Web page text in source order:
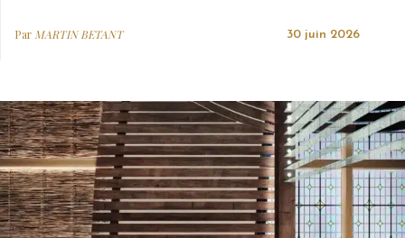
Par MARTIN BETANT 30 juin 2026